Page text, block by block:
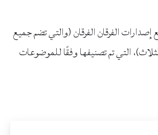
الفرقان الفرقان (والتي تضم جميع
التي تم تصنيفها وفقًا للموضوعات